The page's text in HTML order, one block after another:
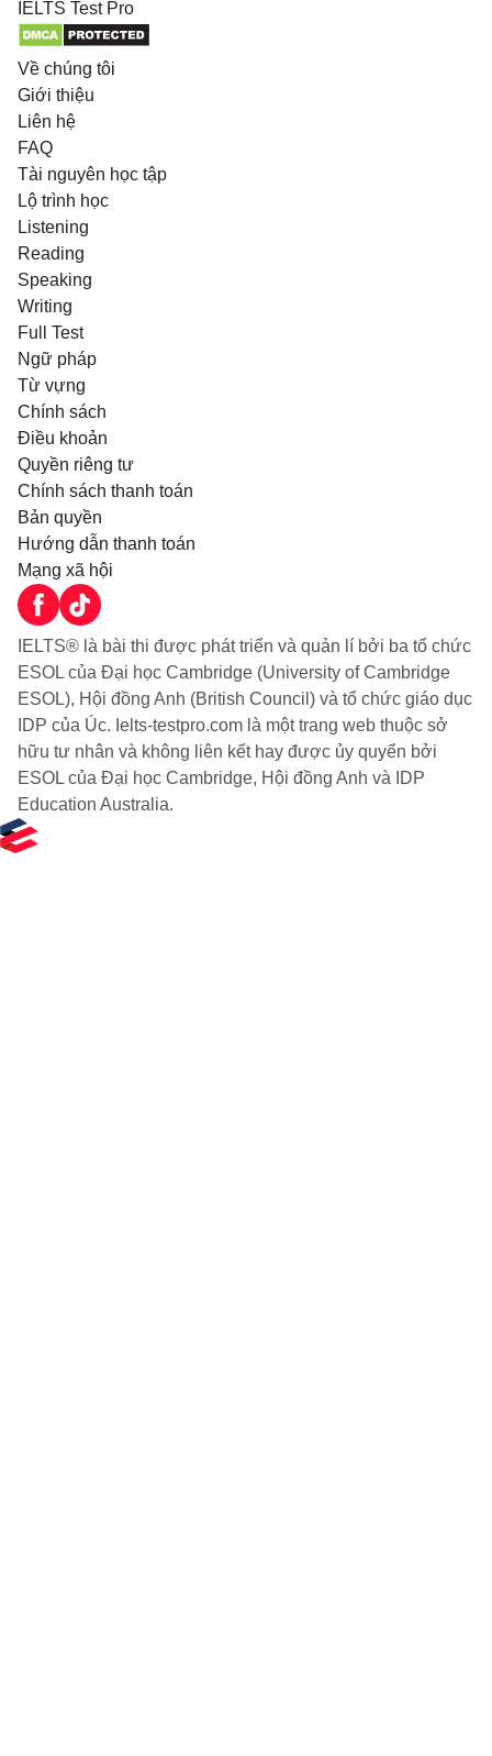
IELTS Test Pro
Về chúng tôi
Giới thiệu
Liên hệ
FAQ
Tài nguyên học tập
Lộ trình học
Listening
Reading
Speaking
Writing
Full Test
Ngữ pháp
Từ vựng
Chính sách
Điều khoản
Quyền riêng tư
Chính sách thanh toán
Bản quyền
Hướng dẫn thanh toán
Mạng xã hội
IELTS® là bài thi được phát triển và quản lí bởi ba tổ chức
ESOL của Đại học Cambridge (University of Cambridge
ESOL), Hội đồng Anh (British Council) và tổ chức giáo dục
IDP của Úc. Ielts-testpro.com là một trang web thuộc sở
hữu tư nhân và không liên kết hay được ủy quyển bởi
ESOL của Đại học Cambridge, Hội đồng Anh và IDP
Education Australia.